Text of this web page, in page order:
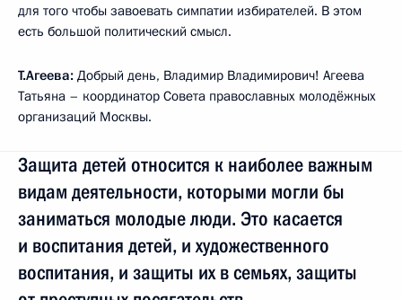
для того чтобы завоевать симпатии избирателей. В этом
есть большой политический смысл.
Т.Агеева: Добрый день, Владимир Владимирович! Агеева
Татьяна – координатор Совета православных молодёжных
организаций Москвы.
Защита детей относится к наиболее важным
видам деятельности, которыми могли бы
заниматься молодые люди. Это касается
и воспитания детей, и художественного
воспитания, и защиты их в семьях, защиты